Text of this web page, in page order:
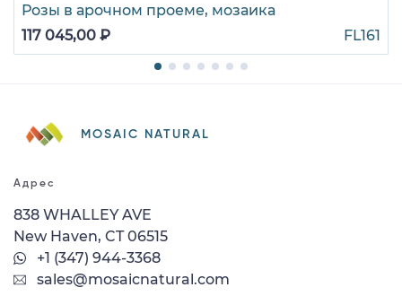
Розы в арочном проеме, мозаика
117 045,00 ₽
FL161
MOSAIC NATURAL
Адрес
838 WHALLEY AVE
New Haven, CT 06515
+1 (347) 944-3368
sales@mosaicnatural.com